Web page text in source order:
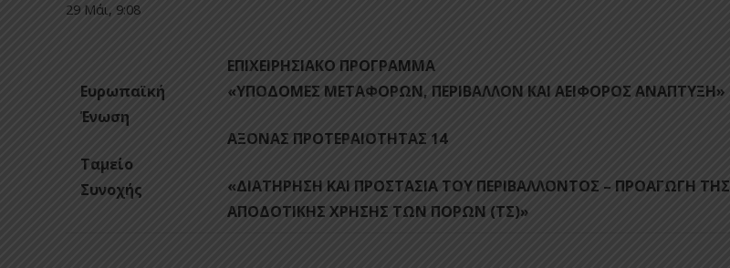
29 Μάι, 9:08
Ευρωπαϊκή
Ένωση
Ταμείο
Συνοχής
ΕΠΙΧΕΙΡΗΣΙΑΚΟ ΠΡΟΓΡΑΜΜΑ
«ΥΠΟΔΟΜΕΣ ΜΕΤΑΦΟΡΩΝ, ΠΕΡΙΒΑΛΛΟΝ ΚΑΙ ΑΕΙΦΟΡΟΣ ΑΝΑΠΤΥΞΗ»
ΑΞΟΝΑΣ ΠΡΟΤΕΡΑΙΟΤΗΤΑΣ 14
«ΔΙΑΤΗΡΗΣΗ ΚΑΙ ΠΡΟΣΤΑΣΙΑ ΤΟΥ ΠΕΡΙΒΑΛΛΟΝΤΟΣ – ΠΡΟΑΓΩΓΗ ΤΗΣ
ΑΠΟΔΟΤΙΚΗΣ ΧΡΗΣΗΣ ΤΩΝ ΠΟΡΩΝ (ΤΣ)»